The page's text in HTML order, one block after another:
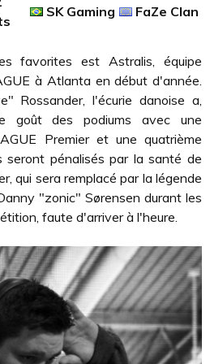
SK Gaming FaZe Clan
favorites est Astralis, équipe
à Atlanta en début d'année.
Rossander, l'écurie danoise a,
goût des podiums avec une
Premier et une quatrième
seront pénalisés par la santé de
qui sera remplacé par la légende
"zonic" Sørensen durant les
faute d'arriver à l'heure.